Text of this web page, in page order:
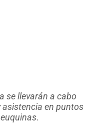
se llevarán a cabo
asistencia en puntos
.